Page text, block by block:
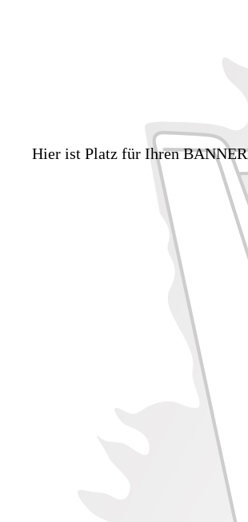
Hier ist Platz für Ihren BANNER